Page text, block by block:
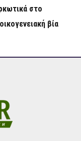
στο
βία